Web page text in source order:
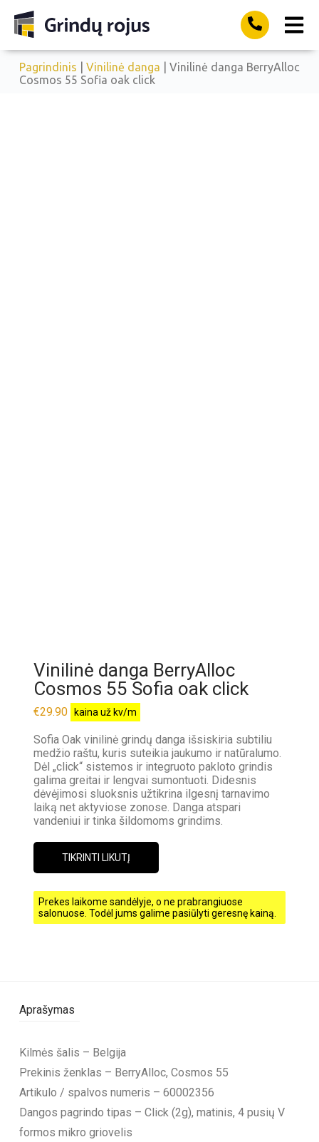
Pagrindinis Vinilinė danga | Vinilinė danga BerryAlloc
Cosmos 55 Sofia oak click
Vinilinė danga BerryAlloc
Cosmos 55 Sofia oak click
€29.90 kaina už kv/m
Sofia Oak vinilinė grindų danga išsiskiria subtiliu
medžio raštu, kuris suteikia jaukumo ir natūralumo.
Dėl „click“ sistemos ir integruoto pakloto grindis
galima greitai ir lengvai sumontuoti. Didesnis
dėvėjimosi sluoksnis užtikrina ilgesnį tarnavimo
laiką net aktyviose zonose. Danga atspari
vandeniui ir tinka šildomoms grindims.
TIKRINTI LIKUTĮ
Prekes laikome sandėlyje, o ne prabrangiuose
salonuose. Todėl jums galime pasiūlyti geresnę kainą.
Aprašymas
Kilmės šalis – Belgija
Prekinis ženklas – BerryAlloc, Cosmos 55
Artikulo / spalvos numeris – 60002356
Dangos pagrindo tipas – Click (2g), matinis, 4 pusių V
formos mikro griovelis